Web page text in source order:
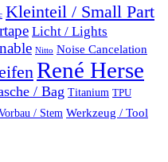
Kleinteil / Small Part
Licht / Lights
Nitto Noise Cancelation
René Herse
/ Bag Titanium TPU
/ Stem Werkzeug / Tool